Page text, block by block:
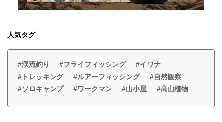
人気タグ
#渓流釣り #フライフィッシング
#イワナ
#トレッキング
#ルアーフィッシング
#自然観察
#ソロキャンプ
#ワークマン #山小屋 #高山植物